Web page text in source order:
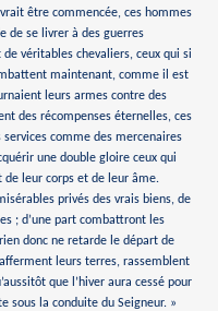
être commencée, ces hommes
de se livrer à des guerres
véritables chevaliers, ceux qui si
maintenant, comme il est
leurs armes contre des
des récompenses éternelles, ces
services comme des mercenaires
une double gloire ceux qui
leur corps et de leur âme.
privés des vrais biens, de
; d’une part combattront les
donc ne retarde le départ de
leurs terres, rassemblent
que l’hiver aura cessé pour
sous la conduite du Seigneur. »